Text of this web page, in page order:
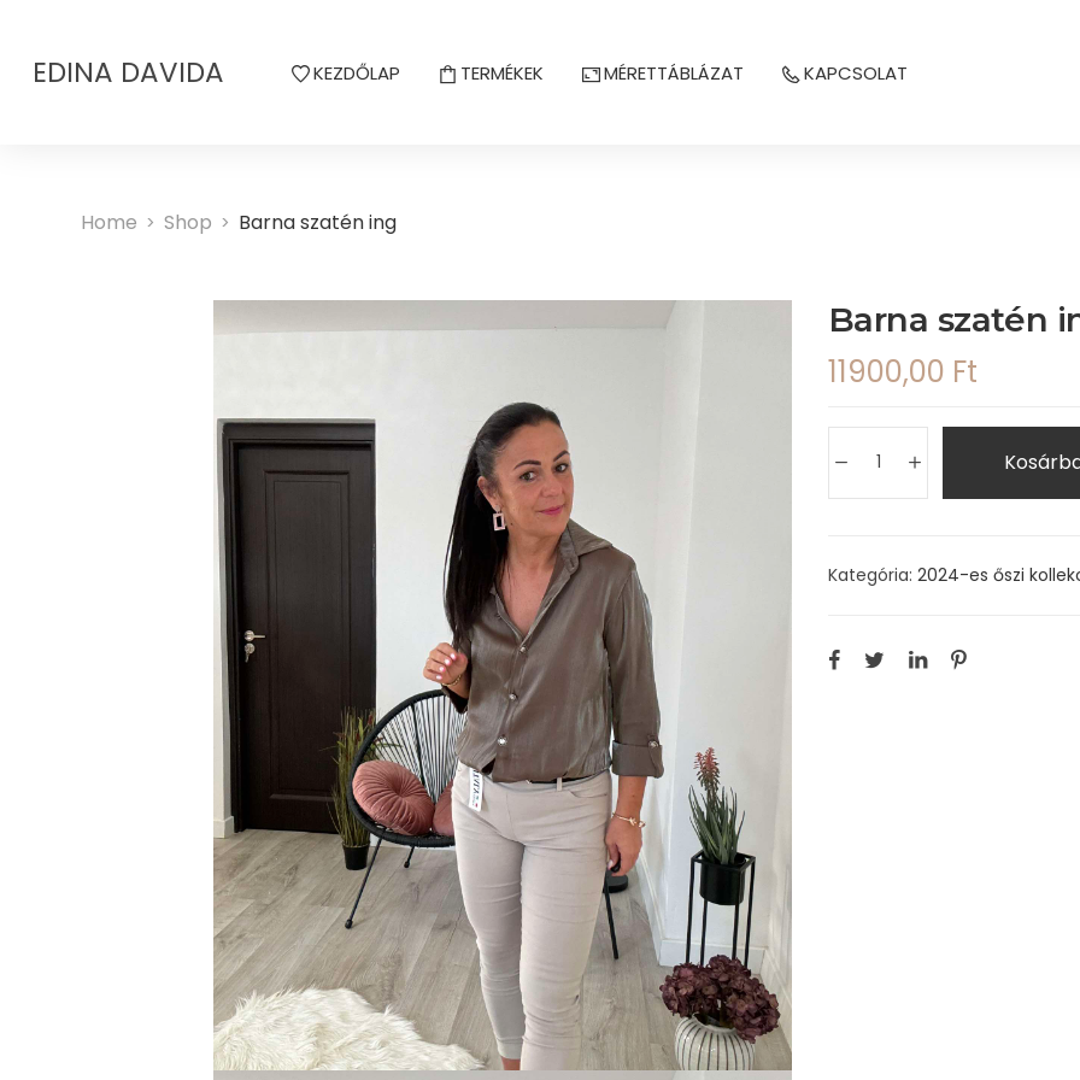
EDINA DAVIDA KEZDŐLAP TERMÉKEK MÉRETTÁBLÁZAT KAPCSOLAT
Home > Shop > Barna szatén ing
Barna szatén
11900,00 Ft
Kategória: 2024-es őszi